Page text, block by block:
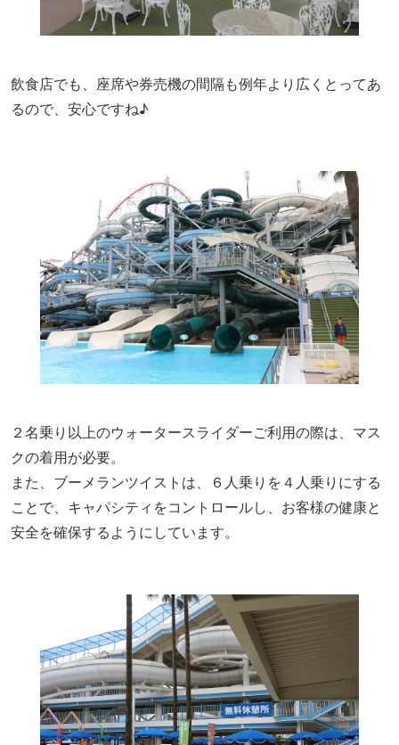
飲食店でも、座席や券売機の間隔も例年より広くとってあ
るので、安心ですね♪
２名乗り以上のウォータースライダーご利用の際は、マス
クの着用が必要。
また、ブーメランツイストは、６人乗りを４人乗りにする
ことで、キャパシティをコントロールし、お客様の健康と
安全を確保するようにしています。